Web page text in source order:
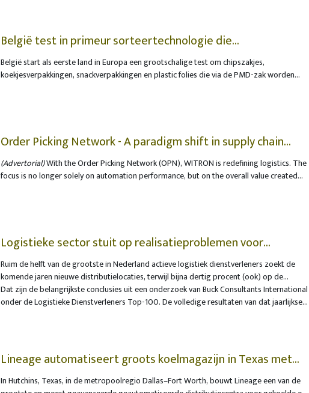
België test in primeur sorteertechnologie die
snackverpakkingen omzet in nieuwe voedselverpakkingen
België start als eerste land in Europa een grootschalige test om chipszakjes,
koekjesverpakkingen, snackverpakkingen en plastic folies die via de PMD-zak worden
de verpakkingen kunnen sorteermachines flexibele voedselverpakkingen, zoals
chipszakjes of koekjeswrappers, onderscheiden van non-food verpakkingen, zoals een
plastic omverpakking van luiers. Die geavanceerde sortering kan de Europese
doelstelling dichterbij brengen om vanaf 2030 minstens tien procent gerecycleerd
Order Picking Network - A paradigm shift in supply chain
optimization
(Advertorial)With the Order Picking Network (OPN), WITRON is redefining logistics. The
focus is no longer solely on automation performance, but on the overall value created
Logistieke sector stuit op realisatieproblemen voor
uitbreiding
Ruim de helft van de grootste in Nederland actieve logistiek dienstverleners zoekt de
komende jaren nieuwe distributielocaties, terwijl bijna dertig procent (ook) op de
huidige vestigingslocaties wil uitbreiden. Vooral de toename van de klantenvraag zorgt
voor die marktvraag. Het merendeel van de logistiek dienstverleners wil de nieuwe
Dat zijn de belangrijkste conclusies uit een onderzoek van Buck Consultants International
onder de Logistieke Dienstverleners Top-100. De volledige resultaten van dat jaarlijkse
Lineage automatiseert groots koelmagazijn in Texas met
TGW Logistics
In Hutchins, Texas, in de metropoolregio Dallas–Fort Worth, bouwt Lineage een van de